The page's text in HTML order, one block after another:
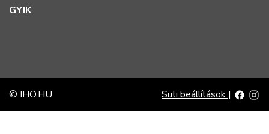
GYIK
© IHO.HU Süti beállítások |